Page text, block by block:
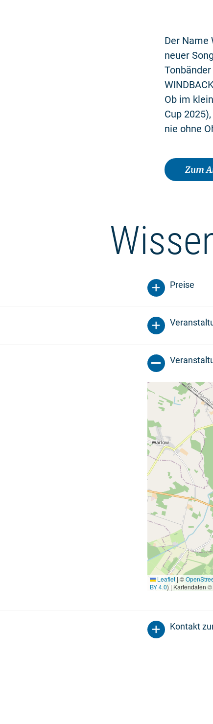
Der Name
neuer
Ob im
Cup
nie ohne
Zum
Preise
Leaflet | ©
BY 4.0) | Kartendaten ©
Kontakt